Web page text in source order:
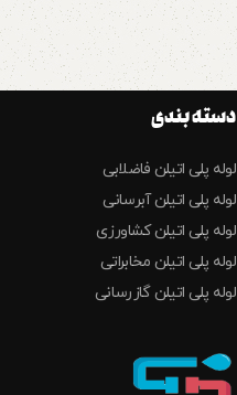
دسته بندی
لوله پلی اتیلن فاضلابی
لوله پلی اتیلن آبرسانی
لوله پلی اتیلن کشاورزی
لوله پلی اتیلن مخابراتی
لوله پلی اتیلن گازرسانی